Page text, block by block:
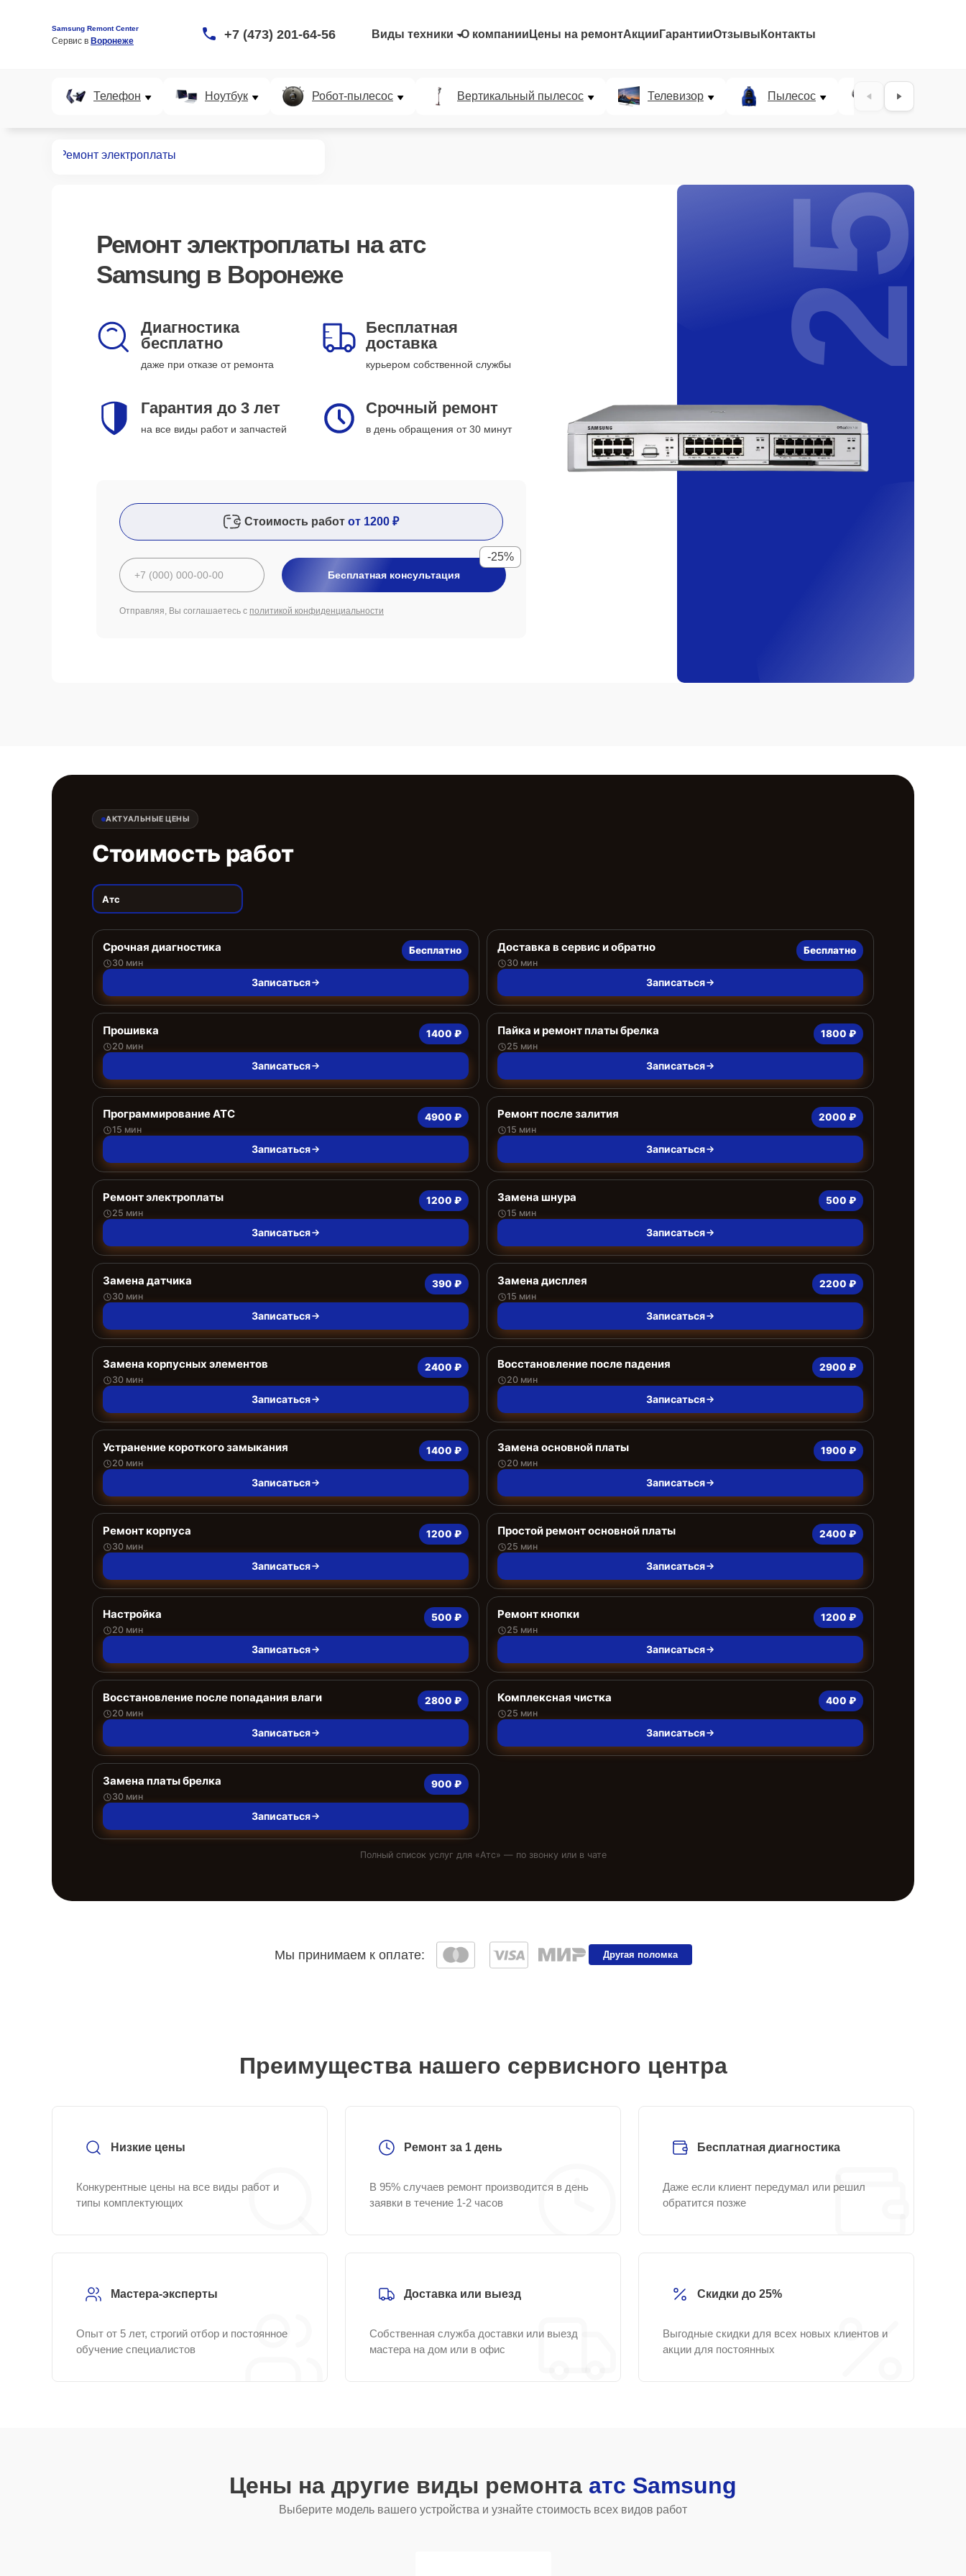
Samsung Remont Center
Сервис в Воронеже +7 (473) 201-64-56 Виды техники О компании Цены на ремонтАкции ГарантииОтзывы Контакты
Телефон Ноутбук Робот-пылесос Вертикальный пылесос Телевизор Пылесос Проектор
Ремонт электроплаты
Ремонт электроплаты на атс
Samsung в Воронеже
Диагностика
бесплатно
даже при отказе от ремонта
Бесплатная
доставка
курьером собственной службы
Гарантия до 3 лет
на все виды работ и запчастей
Срочный ремонт
в день обращения от 30 минут
Стоимость работ от 1200 ₽
Бесплатная консультация
-25%
Отправляя, Вы соглашаетесь с политикой конфиденциальности
25%
АКТУАЛЬНЫЕ ЦЕНЫ
Стоимость работ
Атс
Срочная диагностика
30 мин
Бесплатно
Записаться
Доставка в сервис и обратно
30 мин
Бесплатно
Записаться
Прошивка
20 мин
1400 ₽
Записаться
Пайка и ремонт платы брелка
25 мин
1800 ₽
Записаться
Программирование АТС
15 мин
4900 ₽
Записаться
Ремонт после залития
15 мин
2000 ₽
Записаться
Ремонт электроплаты
25 мин
1200 ₽
Записаться
Замена шнура
15 мин
500 ₽
Записаться
Замена датчика
30 мин
390 ₽
Записаться
Замена дисплея
15 мин
2200 ₽
Записаться
Замена корпусных элементов
30 мин
2400 ₽
Записаться
Восстановление после падения
20 мин
2900 ₽
Записаться
Устранение короткого замыкания
20 мин
1400 ₽
Записаться
Замена основной платы
20 мин
1900 ₽
Записаться
Ремонт корпуса
30 мин
1200 ₽
Записаться
Простой ремонт основной платы
25 мин
2400 ₽
Записаться
Настройка
20 мин
500 ₽
Записаться
Ремонт кнопки
25 мин
1200 ₽
Записаться
Восстановление после попадания влаги
20 мин
2800 ₽
Записаться
Комплексная чистка
25 мин
400 ₽
Записаться
Замена платы брелка
30 мин
900 ₽
Записаться
Полный список услуг для «Атс» — по звонку или в чате
Мы принимаем к оплате: Другая поломка
Преимущества нашего сервисного центра
Низкие цены
Конкурентные цены на все виды работ и
типы комплектующих
Ремонт за 1 день
В 95% случаев ремонт производится в день
заявки в течение 1-2 часов
Бесплатная диагностика
Даже если клиент передумал или решил
обратится позже
Мастера-эксперты
Опыт от 5 лет, строгий отбор и постоянное
обучение специалистов
Доставка или выезд
Собственная служба доставки или выезд
мастера на дом или в офис
Скидки до 25%
Выгодные скидки для всех новых клиентов и
акции для постоянных
Цены на другие виды ремонта атс Samsung
Выберите модель вашего устройства и узнайте стоимость всех видов работ